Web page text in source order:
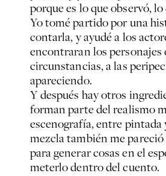
porque es lo que observó,
Yo tomé partido por una
contarla, y ayudé a los
encontraran los personajes
circunstancias, a las
apareciendo.
Y después hay otros
forman parte del realismo
escenografía, entre pintada
mezcla también me
para generar cosas en el
meterlo dentro del cuento.